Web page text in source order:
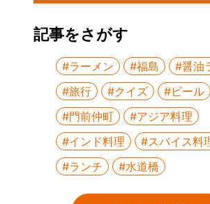
記事をさがす
#ラーメン #福島
#醤油
#旅行
#クイズ
#ビール
#門前仲町
#アジア料理
#インド料理
#スパイス料
#ランチ
#水道橋